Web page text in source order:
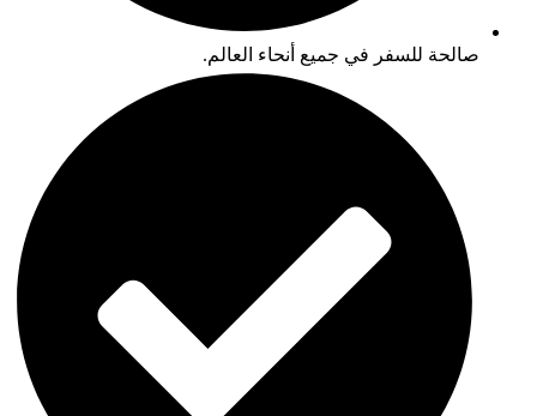
صالحة للسفر في جميع أنحاء العالم.